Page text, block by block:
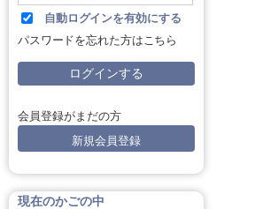
自動ログインを有効にする
パスワードを忘れた方はこちら
会員登録がまだの方
新規会員登録
現在のかごの中